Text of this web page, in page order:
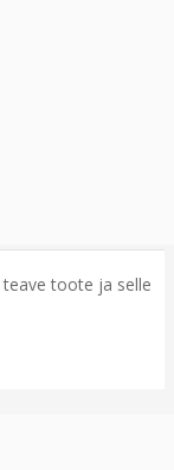
toote ja selle